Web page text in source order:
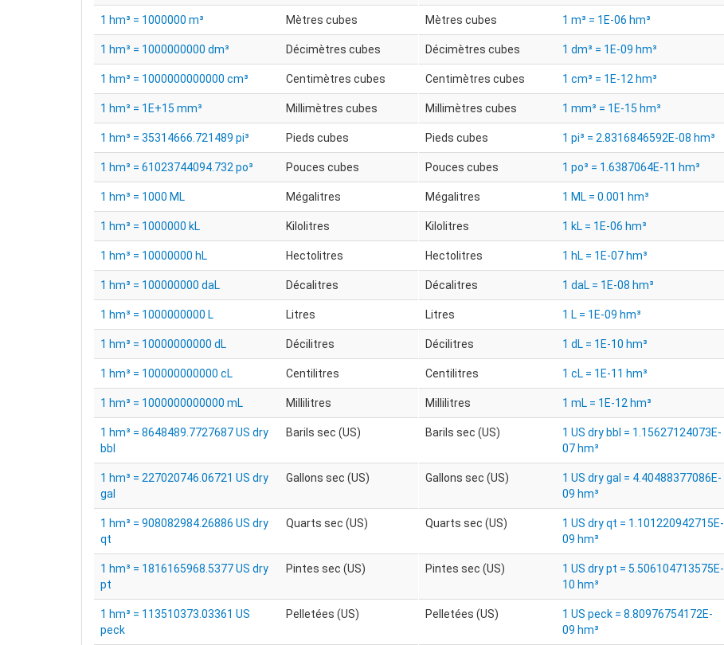
1 hm³ = 1000000 m³ Mètres cubes
1 hm³ = 1000000000 dm³ Décimètres cubes
1 hm³ = 1000000000000 cm³ Centimètres cubes
1 hm³ = 1E+15 mm³ Millimètres cubes
1 hm³ = 35314666.721489 pi³ Pieds cubes
1 hm³ = 61023744094.732 po³ Pouces cubes
1 hm³ = 1000 ML Mégalitres
1 hm³ = 1000000 kL Kilolitres
1 hm³ = 10000000 hL Hectolitres
1 hm³ = 100000000 daL Décalitres
1 hm³ = 1000000000 L Litres
1 hm³ = 10000000000 dL Décilitres
1 hm³ = 100000000000 cL Centilitres
1 hm³ = 1000000000000 mL Millilitres
1 hm³ = 8648489.7727687 US dry
bbl
Barils sec (US)
1 hm³ = 227020746.06721 US dry
gal
Gallons sec (US)
1 hm³ = 908082984.26886 US dry
qt
Quarts sec (US)
1 hm³ = 1816165968.5377 US dry
pt
Pintes sec (US)
1 hm³ = 113510373.03361 US
peck
Pelletées (US)
Mètres cubes 1 m³ = 1E-06 hm³
Décimètres cubes 1 dm³ = 1E-09 hm³
Centimètres cubes 1 cm³ = 1E-12 hm³
Millimètres cubes 1 mm³ = 1E-15 hm³
Pieds cubes 1 pi³ = 2.8316846592E-08 hm³
Pouces cubes 1 po³ = 1.6387064E-11 hm³
Mégalitres 1 ML = 0.001 hm³
Kilolitres 1 kL = 1E-06 hm³
Hectolitres 1 hL = 1E-07 hm³
Décalitres 1 daL = 1E-08 hm³
Litres 1 L = 1E-09 hm³
Décilitres 1 dL = 1E-10 hm³
Centilitres 1 cL = 1E-11 hm³
Millilitres 1 mL = 1E-12 hm³
Barils sec (US)
1 US dry bbl = 1.15627124073E-
07 hm³
Gallons sec (US)
1 US dry gal = 4.40488377086E-
09 hm³
Quarts sec (US)
1 US dry qt = 1.101220942715E-
09 hm³
Pintes sec (US)
1 US dry pt = 5.506104713575E-
10 hm³
Pelletées (US)
1 US peck = 8.80976754172E-
09 hm³